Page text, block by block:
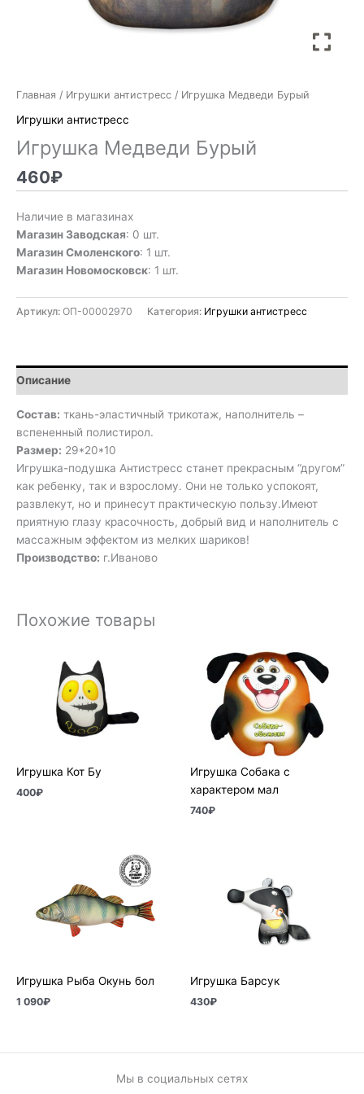
Главная / Игрушки антистресс / Игрушка Медведи Бурый
Игрушки антистресс
Игрушка Медведи Бурый
460₽
Наличие в магазинах
Магазин Заводская: 0 шт.
Магазин Смоленского: 1 шт.
Магазин Новомосковск: 1 шт.
Артикул: ОП-00002970 Категория: Игрушки антистресс
Описание
Состав: ткань-эластичный трикотаж, наполнитель –
вспененный полистирол.
Размер: 29*20*10
Игрушка-подушка Антистресс станет прекрасным “другом”
как ребенку, так и взрослому. Они не только успокоят,
развлекут, но и принесут практическую пользу.Имеют
приятную глазу красочность, добрый вид и наполнитель с
массажным эффектом из мелких шариков!
Производство: г.Иваново
Похожие товары
Игрушка Кот Бу
400₽
Игрушка Собака с
характером мал
740₽
Игрушка Рыба Окунь бол
1 090₽
Игрушка Барсук
430₽
Мы в социальных сетях